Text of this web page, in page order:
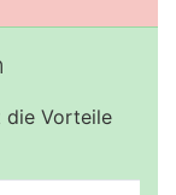
die Vorteile